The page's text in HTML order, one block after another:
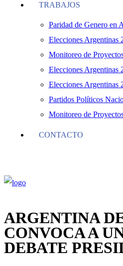
TRABAJOS
Paridad de Genero en
Elecciones Argentinas
Monitoreo de
Elecciones Argentinas
Elecciones Argentinas
Partidos Políticos
Monitoreo de
CONTACTO
ARGENTINA
CONVOCA A
DEBATE